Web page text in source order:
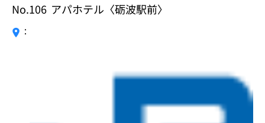
No.106 アパホテル〈砺波駅前〉
：